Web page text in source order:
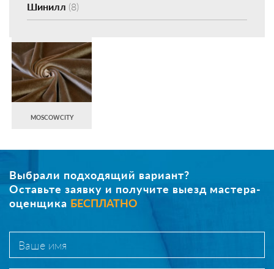
Шинилл (8)
MOSCOWCITY
Выбрали подходящий вариант?
Оставьте заявку и получите выезд мастера-
оценщика БЕСПЛАТНО